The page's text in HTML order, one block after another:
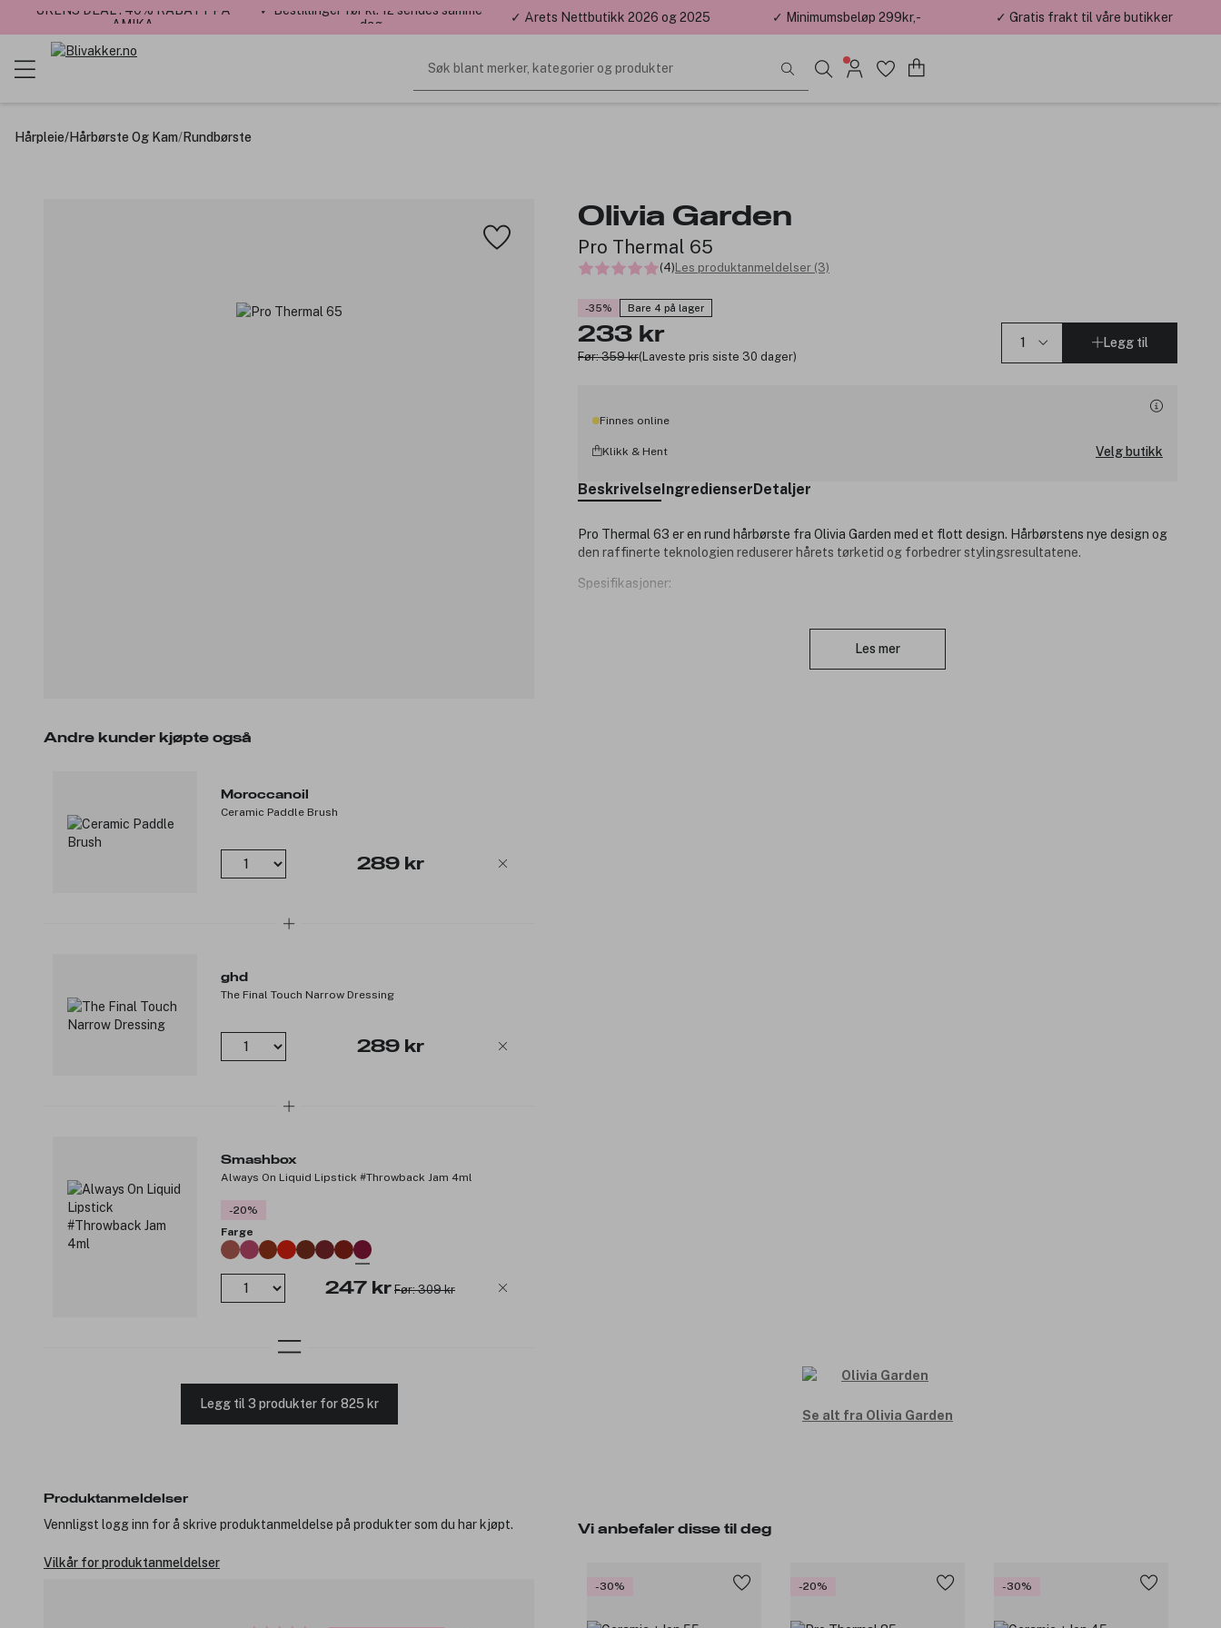
UKENS DEAL : 40% RABATT PÅ
AMIKA
✓ Bestillinger før kl. 12 sendes samme
dag
✓ Årets Nettbutikk 2026 og 2025 ✓ Minimumsbeløp 299kr,- ✓ Gratis frakt til våre butikker
Søk blant merker, kategorier og produkter
Hårpleie/Hårbørste Og Kam/Rundbørste
Olivia Garden
Pro Thermal 65
(4) Les produktanmeldelser (3)
-35% Bare 4 på lager
233 kr
Før: 359 kr(Laveste pris siste 30 dager)
Legg til
Finnes online
Klikk & Hent Velg butikk
BeskrivelseIngredienserDetaljer
Pro Thermal 63 er en rund hårbørste fra Olivia Garden med et flott design. Hårbørstens nye design og
den raffinerte teknologien reduserer hårets tørketid og forbedrer stylingsresultatene.
Spesifikasjoner:
Anti-skli håndtak for et fast grep.
Les mer
Andre kunder kjøpte også
Moroccanoil
Ceramic Paddle Brush
289 kr
ghd
The Final Touch Narrow Dressing
289 kr
Smashbox
Always On Liquid Lipstick #Throwback Jam 4ml
-20%
Farge
247 kr Før: 309 kr
Legg til 3 produkter for 825 kr
Se alt fra Olivia Garden
Vi anbefaler disse til deg
-30% -20% -30%
Produktanmeldelser
Vennligst logg inn for å skrive produktanmeldelse på produkter som du har kjøpt.
Vilkår for produktanmeldelser